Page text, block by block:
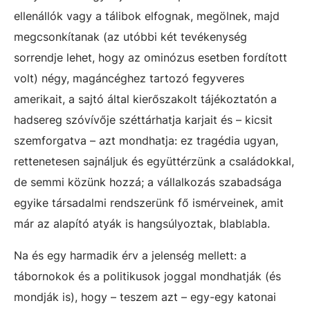
ellenállók vagy a tálibok elfognak, megölnek, majd
megcsonkítanak (az utóbbi két tevékenység
sorrendje lehet, hogy az ominózus esetben fordított
volt) négy, magáncéghez tartozó fegyveres
amerikait, a sajtó által kierőszakolt tájékoztatón a
hadsereg szóvívője széttárhatja karjait és – kicsit
szemforgatva – azt mondhatja: ez tragédia ugyan,
rettenetesen sajnáljuk és együttérzünk a családokkal,
de semmi közünk hozzá; a vállalkozás szabadsága
egyike társadalmi rendszerünk fő ismérveinek, amit
már az alapító atyák is hangsúlyoztak, blablabla.
Na és egy harmadik érv a jelenség mellett: a
tábornokok és a politikusok joggal mondhatják (és
mondják is), hogy – teszem azt – egy-egy katonai